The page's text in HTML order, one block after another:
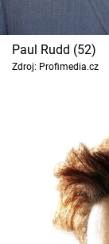
Paul Rudd (52)
Zdroj: Profimedia.cz